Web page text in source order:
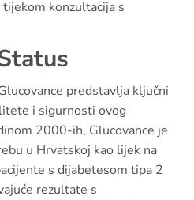
konzultacija s
predstavlja ključni
i sigurnosti ovog
2000-ih, Glucovance je
u Hrvatskoj kao lijek na
s dijabetesom tipa 2
rezultate s